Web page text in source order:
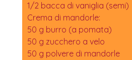
1/2 bacca di vaniglia (semi)
Crema di mandorle:
50 g burro (a pomata)
50 g zucchero a velo
50 g polvere di mandorle